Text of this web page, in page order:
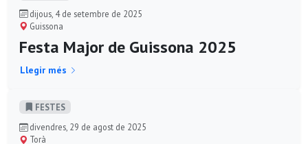
dijous, 4 de setembre de 2025
Guissona
Festa Major de Guissona 2025
Llegir més
FESTES
divendres, 29 de agost de 2025
Torà